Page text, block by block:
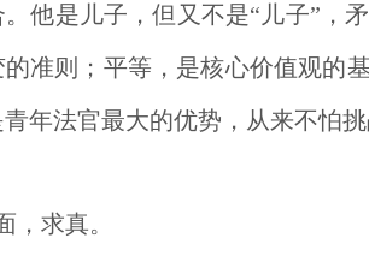
他是儿子，但又不是“儿子”，
准则；平等，是核心价值观的
年法官最大的优势，从来不怕
，求真。